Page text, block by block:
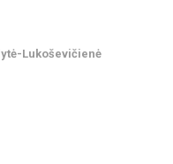
Lukoševičienė